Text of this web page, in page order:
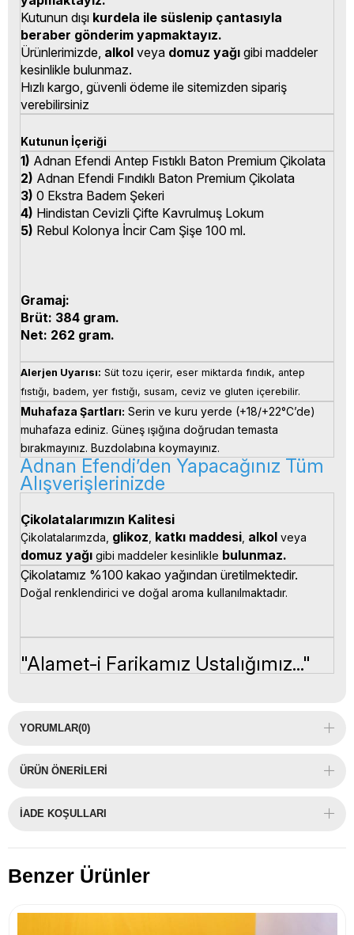
Kutunun dışı kurdela ile süslenip çantasıyla
beraber gönderim yapmaktayız.
Ürünlerimizde, alkol veya domuz yağı gibi maddeler
kesinlikle bulunmaz.
Hızlı kargo, güvenli ödeme ile sitemizden sipariş
verebilirsiniz
Kutunun İçeriği
1) Adnan Efendi Antep Fıstıklı Baton Premium Çikolata
2) Adnan Efendi Fındıklı Baton Premium Çikolata
3) 0 Ekstra Badem Şekeri
4) Hindistan Cevizli Çifte Kavrulmuş Lokum
5) Rebul Kolonya İncir Cam Şişe 100 ml.
Gramaj:
Brüt: 384 gram.
Net: 262 gram.
Alerjen Uyarısı: Süt tozu içerir, eser miktarda fındık, antep
fıstığı, badem, yer fıstığı, susam, ceviz ve gluten içerebilir.
Muhafaza Şartları: Serin ve kuru yerde (+18/+22°C’de)
muhafaza ediniz. Güneş ışığına doğrudan temasta
bırakmayınız. Buzdolabına koymayınız.
Adnan Efendi’den Yapacağınız Tüm
Alışverişlerinizde
Çikolatalarımızın Kalitesi
Çikolatalarımzda, glikoz katkı maddesi alkol
domuz yağı gibi maddeler kesinlikle bulunmaz.
Çikolatamız %100 kakao yağından üretilmektedir.
Doğal renklendirici ve doğal aroma kullanılmaktadır.
"Alamet-i Farikamız Ustalığımız..."
YORUMLAR(0)
ÜRÜN ÖNERILERI
İADE KOŞULLARI
Benzer Ürünler